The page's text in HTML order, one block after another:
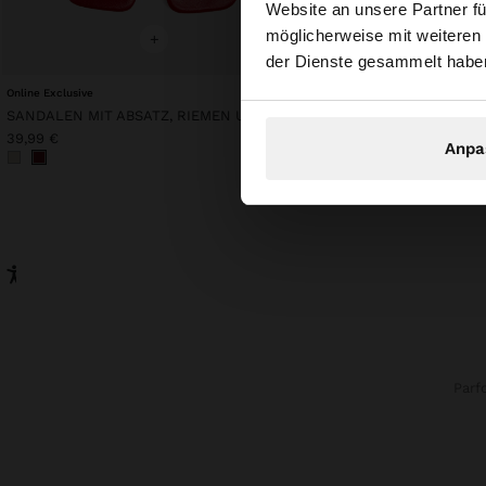
Website an unsere Partner
möglicherweise mit
der Dienste gesammelt
Sie greifen von
durchsuchen?
+
Online Exclusive
39,99 €
+